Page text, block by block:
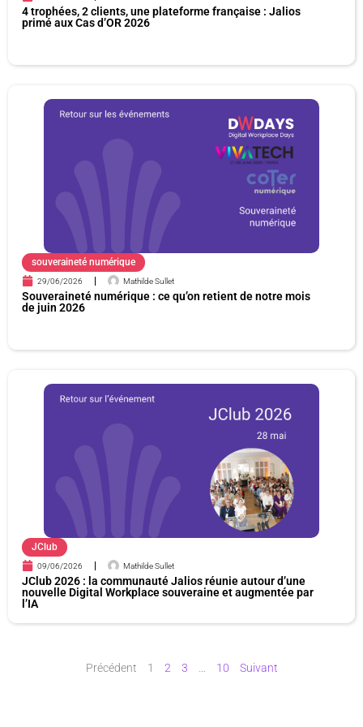
4 trophées, 2 clients, une plateforme française : Jalios
primé aux Cas d’OR 2026
souveraineté numérique
29/06/2026 Mathilde Sullet
Souveraineté numérique : ce qu’on retient de notre mois
de juin 2026
JClub
09/06/2026 Mathilde Sullet
JClub 2026 : la communauté Jalios réunie autour d’une
nouvelle Digital Workplace souveraine et augmentée par
l’IA
Précédent 1 2 3 10 Suivant